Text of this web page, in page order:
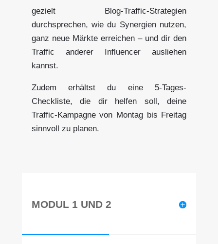
gezielt Blog-Traffic-Strategien
durchsprechen, wie du Synergien nutzen,
ganz neue Märkte erreichen – und dir den
Traffic anderer Influencer ausliehen
kannst.
Zudem erhältst du eine 5-Tages-
Checkliste, die dir helfen soll, deine
Traffic-Kampagne von Montag bis Freitag
sinnvoll zu planen.
MODUL 1 UND 2